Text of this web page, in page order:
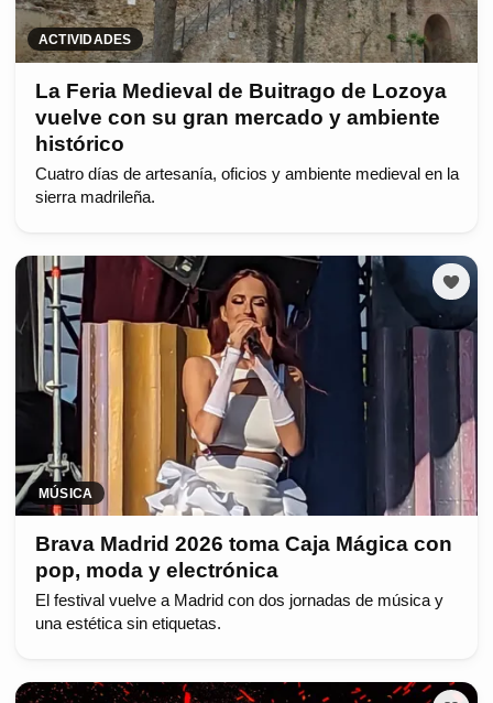
ACTIVIDADES
La Feria Medieval de Buitrago de Lozoya
vuelve con su gran mercado y ambiente
histórico
Cuatro días de artesanía, oficios y ambiente medieval en la
sierra madrileña.
MÚSICA
Brava Madrid 2026 toma Caja Mágica con
pop, moda y electrónica
El festival vuelve a Madrid con dos jornadas de música y
una estética sin etiquetas.